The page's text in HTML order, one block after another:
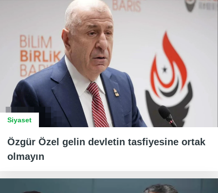
Siyaset
Özgür Özel gelin devletin tasfiyesine ortak
olmayın